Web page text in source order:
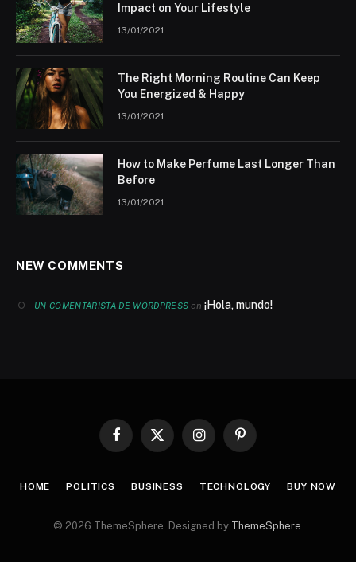
Impact on Your Lifestyle
13/01/2021
The Right Morning Routine Can Keep
You Energized & Happy
13/01/2021
How to Make Perfume Last Longer Than
Before
13/01/2021
NEW COMMENTS
UN COMENTARISTA DE WORDPRESS en¡Hola, mundo!
Facebook
X
InstagramPinterest
HOME POLITICS BUSINESS TECHNOLOGY BUY NOW
© 2026 ThemeSphere. Designed by ThemeSphere